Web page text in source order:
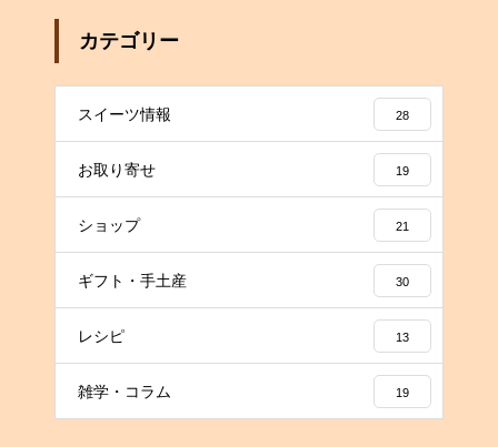
カテゴリー
スイーツ情報 28
お取り寄せ 19
ショップ 21
ギフト・手土産 30
レシピ 13
雑学・コラム 19